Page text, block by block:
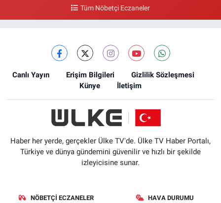
Tüm Nöbetçi Eczaneler
Canlı Yayın Erişim Bilgileri
Gizlilik Sözleşmesi
Künye
İletişim
Haber her yerde, gerçekler Ülke TV'de. Ülke TV Haber Portalı,
Türkiye ve dünya gündemini güvenilir ve hızlı bir şekilde
izleyicisine sunar.
NÖBETÇI ECZANELER HAVA DURUMU